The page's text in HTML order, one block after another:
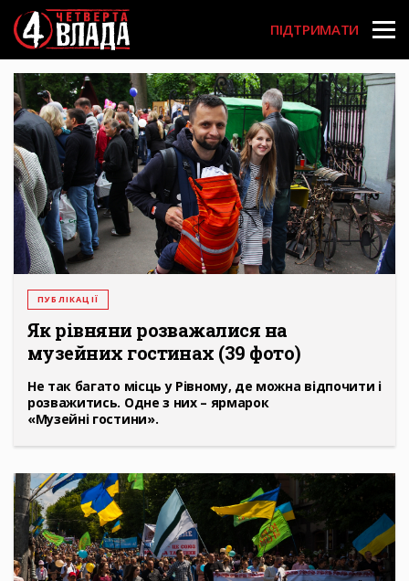
Перейти
до
основного
вмісту
User
account
menu
ПІДТРИМАТИ
ПУБЛІКАЦІЇ
Як рівняни розважалися на
музейних гостинах (39 фото)
Не так багато місць у Рівному, де можна відпочити і
розважитись. Одне з них – ярмарок
«Музейні гостини».